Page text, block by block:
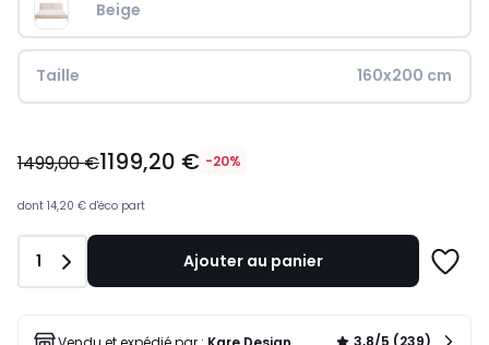
Beige
Taille 160x200 cm
€
lieu
1499,00
20%
réduction
1499,00 €1199,20 € -20%
dont 14,20 € d'éco part
Quantité
1 Ajouter au panier
liste
3,8/5 (239)